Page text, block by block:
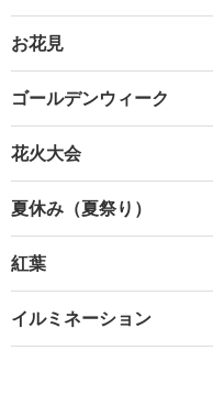
お花見
ゴールデンウィーク
花火大会
夏休み（夏祭り）
紅葉
イルミネーション